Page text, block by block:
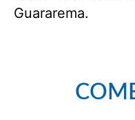
Guararema.